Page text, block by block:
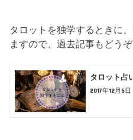
タロットを独学するときに
ますので、過去記事もどう
タロット占
2017年12月5日